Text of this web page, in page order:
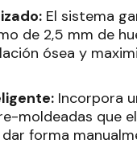
El sistema
de 2,5 mm de
ósea y
Incorpora
moldeadas que
forma